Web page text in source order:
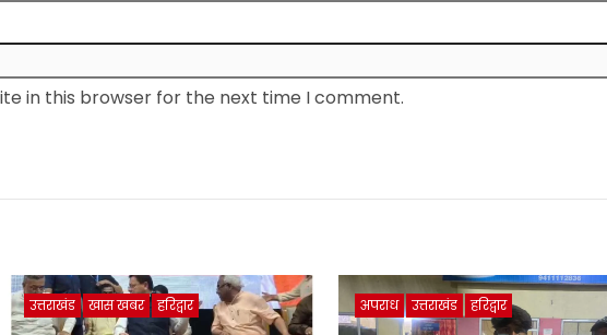
in this browser for the next time I comment.
उत्तराखंड खास खबर हरिद्वार अपराध उत्तराखंड हरिद्वार